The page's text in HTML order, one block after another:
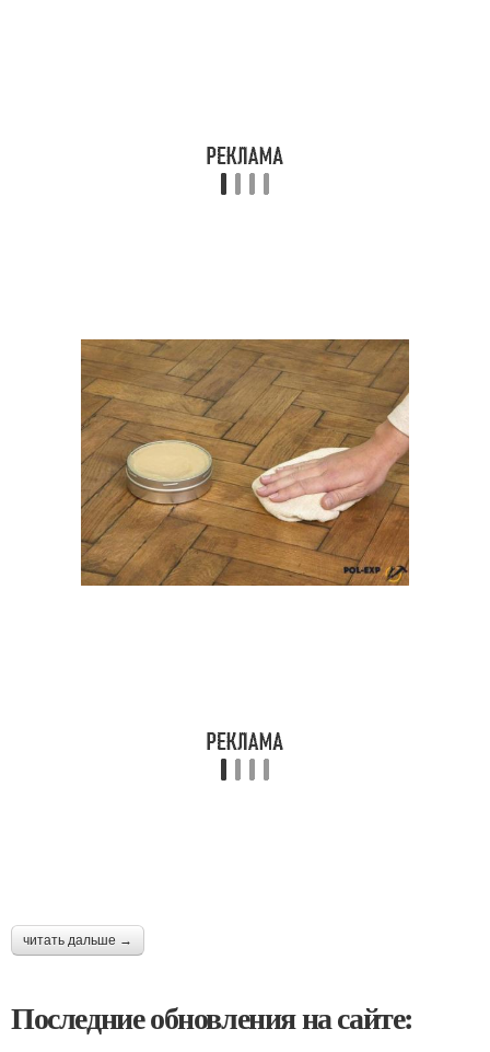
читать дальше →
Последние обновления на сайте: